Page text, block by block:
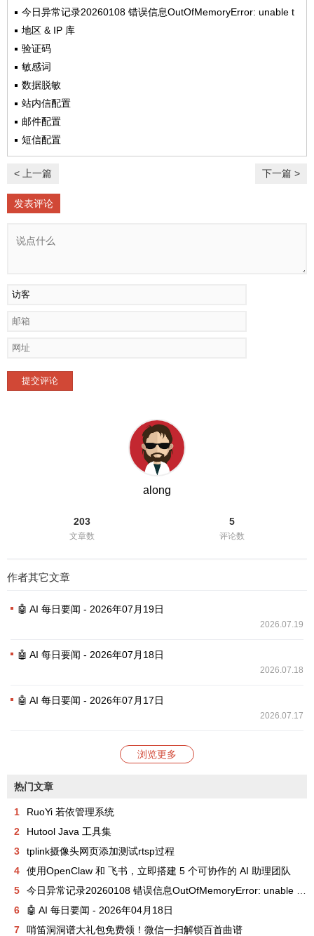
ce
今日异常记录20260108 错误信息OutOfMemoryError: unable t
o create new native thread
地区 & IP 库
验证码
敏感词
数据脱敏
站内信配置
邮件配置
短信配置
< 上一篇 下一篇 >
发表评论
提交评论
along
203
文章数
5
评论数
作者其它文章
🤖 AI 每日要闻 - 2026年07月19日
2026.07.19
🤖 AI 每日要闻 - 2026年07月18日
2026.07.18
🤖 AI 每日要闻 - 2026年07月17日
2026.07.17
浏览更多
热门文章
1
RuoYi 若依管理系统
2
Hutool Java 工具集
3
tplink摄像头网页添加测试rtsp过程
4
使用OpenClaw 和 飞书，立即搭建 5 个可协作的 AI 助理团队
5
今日异常记录20260108 错误信息OutOfMemoryError: unable to create new native thread
6
🤖 AI 每日要闻 - 2026年04月18日
7
哨笛洞洞谱大礼包免费领！微信一扫解锁百首曲谱